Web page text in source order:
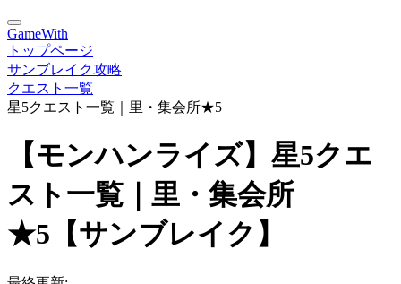
GameWith
トップページ
サンブレイク攻略
クエスト一覧
星5クエスト一覧｜里・集会所★5
【モンハンライズ】星5クエ
スト一覧｜里・集会所
★5【サンブレイク】